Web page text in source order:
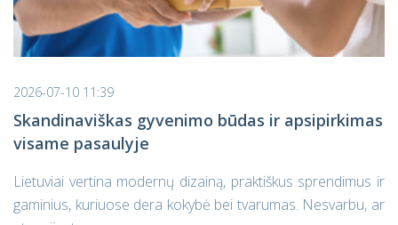
2026-07-10 11:39
Skandinaviškas gyvenimo būdas ir apsipirkimas
visame pasaulyje
Lietuviai vertina modernų dizainą, praktiškus sprendimus ir
gaminius, kuriuose dera kokybė bei tvarumas. Nesvarbu, ar